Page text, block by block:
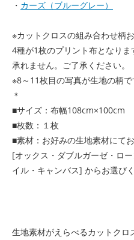
・ カーズ（ブルーグレー）
※カットクロスの組み合わせ柄
4種が1枚のプリント布となり
承れません。ご了承ください。
※8～11枚目の写真が生地の柄
＊
■サイズ：布幅108cm×100cm
■枚数：１枚
■素材：お好みの生地素材にて
[オックス・ダブルガーゼ・ロ
イル・キャンバス] からお選び
生地素材がえらべるカットクロ